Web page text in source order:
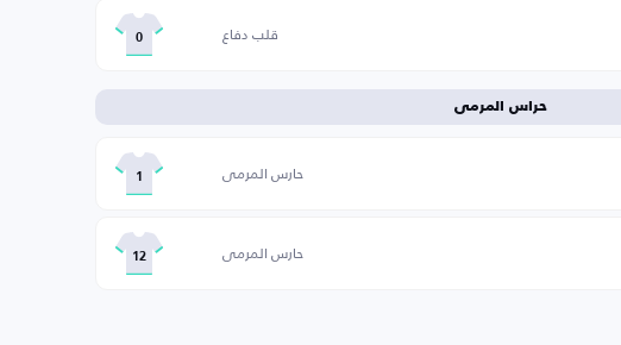
قلب دفاع 0
حراس المرمى
حارس المرمى 1
حارس المرمى 12